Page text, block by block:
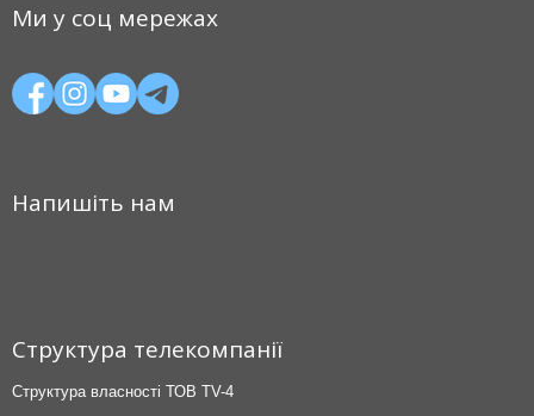
Ми у соц мережах
Напишіть нам
Структура телекомпанії
Структура власності ТОВ TV-4